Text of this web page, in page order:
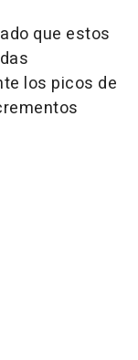
que estos
los picos de